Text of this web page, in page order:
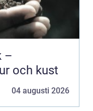
–
och kust
04 augusti 2026